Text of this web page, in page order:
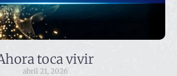
toca vivir
abril 21, 2026